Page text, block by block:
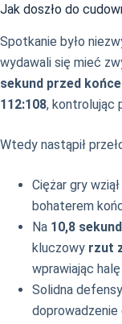
Jak doszło do
Spotkanie było
wydawali się mieć
sekund przed
112:108, kontrolując
Wtedy nastąpił
Ciężar gry
bohaterem
Na 10,8
kluczowy rzut
wprawiając
Solidna
doprowadzenie